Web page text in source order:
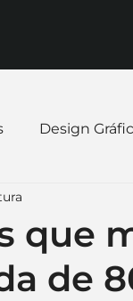
Design
negócio
Logo
que
de